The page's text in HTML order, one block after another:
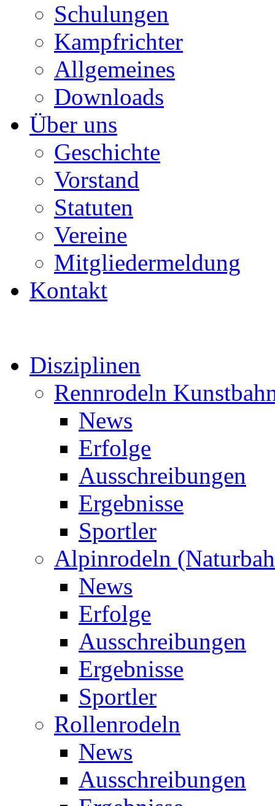
Schulungen
Kampfrichter
Allgemeines
Downloads
Über uns
Geschichte
Vorstand
Statuten
Vereine
Mitgliedermeldung
Kontakt
Disziplinen
Rennrodeln
News
Erfolge
Ausschreibungen
Ergebnisse
Sportler
Alpinrodeln
News
Erfolge
Ausschreibungen
Ergebnisse
Sportler
Rollenrodeln
News
Ausschreibungen